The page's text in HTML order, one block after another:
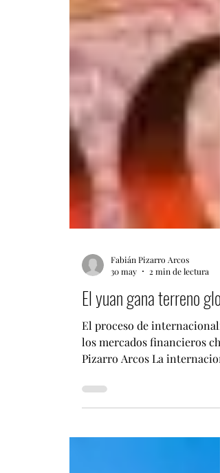
Fabián Pizarro Arcos
30 may
2 min de lectura
El yuan gana terreno
El proceso de
los mercados financieros